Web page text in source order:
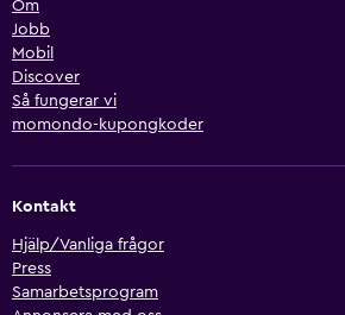
Om
Jobb
Mobil
Discover
Så fungerar vi
momondo-kupongkoder
Kontakt
Hjälp/Vanliga frågor
Press
Samarbetsprogram